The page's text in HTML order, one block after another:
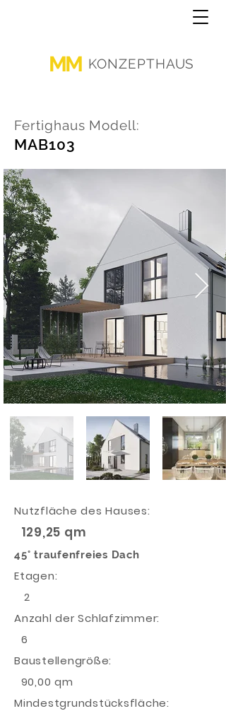
MM KONZEPTHAUS
Fertighaus Modell:
MAB103
Nutzfläche des Hauses:
129,25 qm
45° traufenfreies Dach
Etagen:
2
Anzahl der Schlafzimmer:
6
Baustellengröße:
90,00 qm
Mindestgrundstücksfläche: